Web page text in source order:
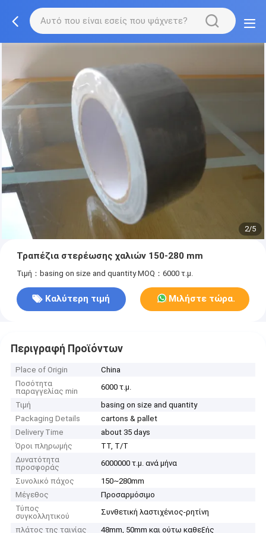
2/5
Τραπέζια στερέωσης χαλιών 150-280 mm
Τιμή：basing on size and quantity MOQ：6000 τ.μ.
Καλύτερη τιμή Μιλήστε τώρα.
Περιγραφή Προϊόντων
Place of Origin
China
Ποσότητα
παραγγελίας min
6000 τ.μ.
Τιμή
basing on size and quantity
Packaging Details
cartons & pallet
Delivery Time
about 35 days
Όροι πληρωμής
TT, T/T
Δυνατότητα
προσφοράς
6000000 τ.μ. ανά μήνα
Συνολικό πάχος
150~280mm
Μέγεθος
Προσαρμόσιμο
Τύπος
συγκολλητικού
Συνθετική λαστιχένιος-ρητίνη
πλάτος της ταινίας
48mm, 50mm και ούτω καθεξής